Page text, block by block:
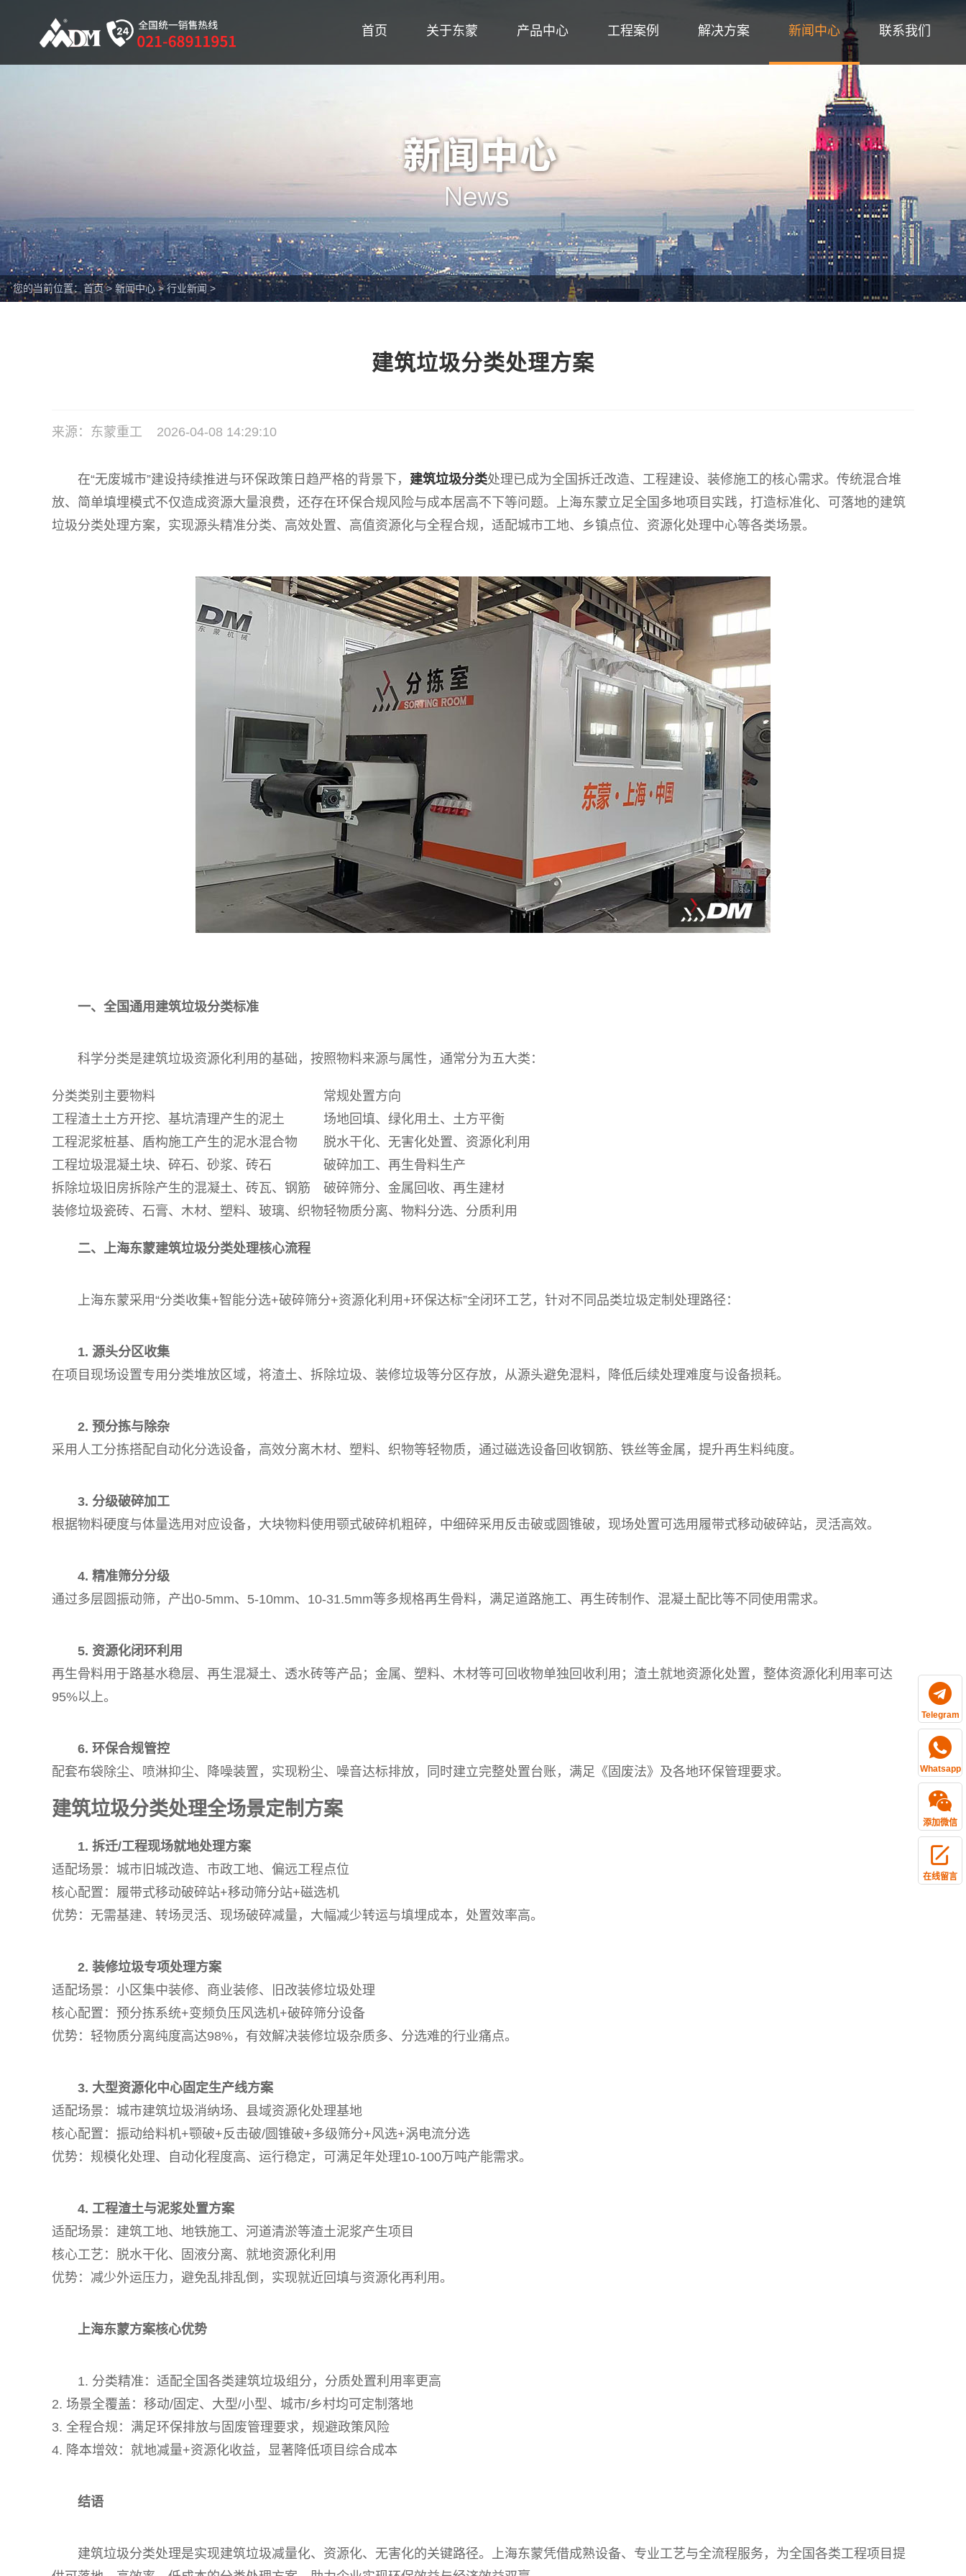
首页 关于东蒙 产品中心 工程案例 解决方案 新闻中心 联系我们
您的当前位置： 首页 > 新闻中心 >行业新闻>
建筑垃圾分类处理方案
来源：东蒙重工 2026-04-08 14:29:10
在“无废城市”建设持续推进与环保政策日趋严格的背景下， 建筑垃圾分类处理已成为全国拆迁改造、工程建设、装修施工的核心需求。传统混合堆
放、简单填埋模式不仅造成资源大量浪费，还存在环保合规风险与成本居高不下等问题。上海东蒙立足全国多地项目实践，打造标准化、可落地的建筑
垃圾分类处理方案，实现源头精准分类、高效处置、高值资源化与全程合规，适配城市工地、乡镇点位、资源化处理中心等各类场景。
一、全国通用建筑垃圾分类标准
科学分类是建筑垃圾资源化利用的基础，按照物料来源与属性，通常分为五大类：
分类类别 主要物料
常规处置方向
工程渣土土方开挖、基坑清理产生的泥土
场地回填、绿化用土、土方平衡
工程泥浆桩基、盾构施工产生的泥水混合物
脱水干化、无害化处置、资源化利用
工程垃圾混凝土块、碎石、砂浆、砖石
破碎加工、再生骨料生产
拆除垃圾 旧房拆除产生的混凝土、砖瓦、钢筋
破碎筛分、金属回收、再生建材
装修垃圾瓷砖、石膏、木材、塑料、玻璃、织物轻物质分离、物料分选、分质利用
二、上海东蒙建筑垃圾分类处理核心流程
上海东蒙采用“分类收集+智能分选+破碎筛分+资源化利用+环保达标”全闭环工艺，针对不同品类垃圾定制处理路径：
1. 源头分区收集
在项目现场设置专用分类堆放区域，将渣土、拆除垃圾、装修垃圾等分区存放，从源头避免混料，降低后续处理难度与设备损耗。
2. 预分拣与除杂
采用人工分拣搭配自动化分选设备，高效分离木材、塑料、织物等轻物质，通过磁选设备回收钢筋、铁丝等金属，提升再生料纯度。
3. 分级破碎加工
根据物料硬度与体量选用对应设备，大块物料使用颚式破碎机粗碎，中细碎采用反击破或圆锥破，现场处置可选用履带式移动破碎站，灵活高效。
4. 精准筛分分级
通过多层圆振动筛，产出0-5mm、5-10mm、10-31.5mm等多规格再生骨料，满足道路施工、再生砖制作、混凝土配比等不同使用需求。
5. 资源化闭环利用
再生骨料用于路基水稳层、再生混凝土、透水砖等产品；金属、塑料、木材等可回收物单独回收利用；渣土就地资源化处置，整体资源化利用率可达
95%以上。
6. 环保合规管控
配套布袋除尘、喷淋抑尘、降噪装置，实现粉尘、噪音达标排放，同时建立完整处置台账，满足《固废法》及各地环保管理要求。
建筑垃圾分类处理全场景定制方案
1. 拆迁/工程现场就地处理方案
适配场景：城市旧城改造、市政工地、偏远工程点位
核心配置：履带式移动破碎站+移动筛分站+磁选机
优势：无需基建、转场灵活、现场破碎减量，大幅减少转运与填埋成本，处置效率高。
2. 装修垃圾专项处理方案
适配场景：小区集中装修、商业装修、旧改装修垃圾处理
核心配置：预分拣系统+变频负压风选机+破碎筛分设备
优势：轻物质分离纯度高达98%，有效解决装修垃圾杂质多、分选难的行业痛点。
3. 大型资源化中心固定生产线方案
适配场景：城市建筑垃圾消纳场、县域资源化处理基地
核心配置：振动给料机+颚破+反击破/圆锥破+多级筛分+风选+涡电流分选
优势：规模化处理、自动化程度高、运行稳定，可满足年处理10-100万吨产能需求。
4. 工程渣土与泥浆处置方案
适配场景：建筑工地、地铁施工、河道清淤等渣土泥浆产生项目
核心工艺：脱水干化、固液分离、就地资源化利用
优势：减少外运压力，避免乱排乱倒，实现就近回填与资源化再利用。
上海东蒙方案核心优势
1. 分类精准：适配全国各类建筑垃圾组分，分质处置利用率更高
2. 场景全覆盖：移动/固定、大型/小型、城市/乡村均可定制落地
3. 全程合规：满足环保排放与固废管理要求，规避政策风险
4. 降本增效：就地减量+资源化收益，显著降低项目综合成本
结语
建筑垃圾分类处理是实现建筑垃圾减量化、资源化、无害化的关键路径。上海东蒙凭借成熟设备、专业工艺与全流程服务，为全国各类工程项目提
Telegram
Whatsapp
添加微信
在线留言